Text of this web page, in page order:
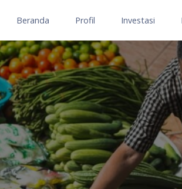
Beranda Profil Investasi